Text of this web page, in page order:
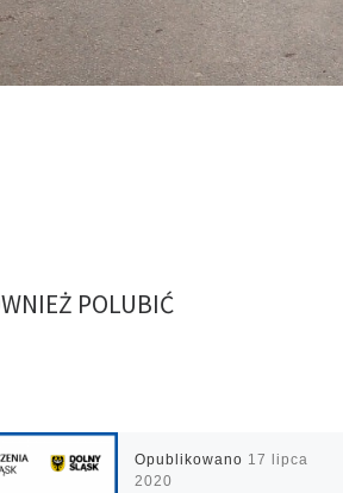
POLUBIĆ
Opublikowano 17 lipca
2020